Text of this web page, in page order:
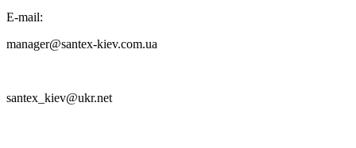
E-mail:
manager@santex-kiev.com.ua
santex_kiev@ukr.net